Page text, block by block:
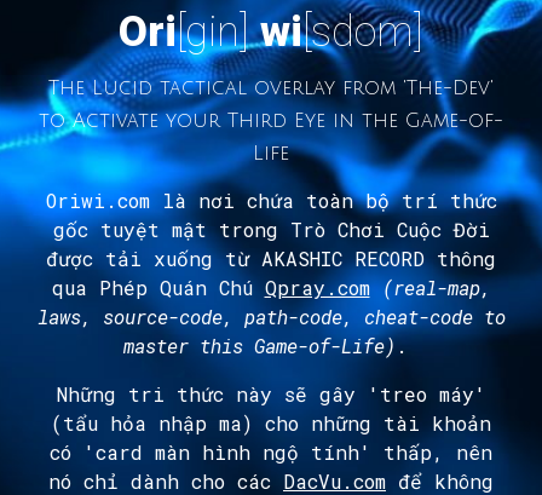
Ori[gin]wi[sdom]
The Lucidtactical overlay from 'The-Dev'
to Activate your Third Eye in the Game-of-
Life
Oriwi.com là nơi chứa toàn bộ trí thức
gốc tuyệt mật trong Trò Chơi Cuộc Đời
được tải xuống từ AKASHIC RECORD thông
qua Phép Quán Chú Qpray.com (real-map,
laws, source-code, path-code, cheat-code to
master this Game-of-Life).
Những tri thức này sẽ gây 'treo máy'
(tẩu hỏa nhập ma) cho những tài khoản
có 'card màn hình ngộ tính' thấp, nên
nó chỉ dành cho các DacVu.com để không